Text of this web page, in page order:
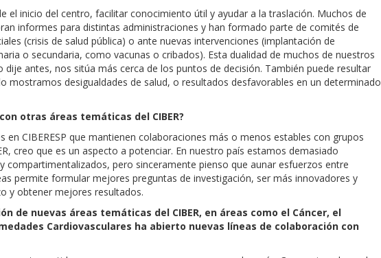
el inicio del centro, facilitar conocimiento útil y ayudar a la traslación. Muchos de
informes para distintas administraciones y han formado parte de comités de
(crisis de salud pública) o ante nuevas intervenciones (implantación de
o secundaria, como vacunas o cribados). Esta dualidad de muchos de nuestros
dije antes, nos sitúa más cerca de los puntos de decisión. También puede resultar
mostramos desigualdades de salud, o resultados desfavorables en un determinado
otras áreas temáticas del CIBER?
en CIBERESP que mantienen colaboraciones más o menos estables con grupos
creo que es un aspecto a potenciar. En nuestro país estamos demasiado
compartimentalizados, pero sinceramente pienso que aunar esfuerzos entre
permite formular mejores preguntas de investigación, ser más innovadores y
y obtener mejores resultados.
de nuevas áreas temáticas del CIBER, en áreas como el Cáncer, el
Cardiovasculares ha abierto nuevas líneas de colaboración con